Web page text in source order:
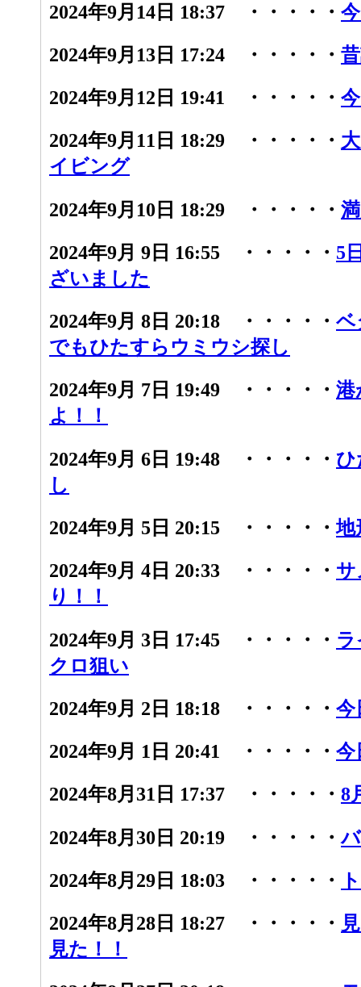
2024年9月14日 18:37 ・・・・・
2024年9月13日 17:24 ・・・・・
2024年9月12日 19:41 ・・・・・
2024年9月11日 18:29 ・・・・・
イビング
2024年9月10日 18:29 ・・・・・
2024年9月 9日 16:55 ・・・・・ 5
ざいました
2024年9月 8日 20:18 ・・・・・ ベ
でもひたすらウミウシ探し
2024年9月 7日 19:49 ・・・・・ 港
よ！！
2024年9月 6日 19:48 ・・・・・ ひ
し
2024年9月 5日 20:15 ・・・・・地
2024年9月 4日 20:33 ・・・・・ サ
り！！
2024年9月 3日 17:45 ・・・・・
クロ狙い
2024年9月 2日 18:18 ・・・・・ 今
2024年9月 1日 20:41 ・・・・・ 今
2024年8月31日 17:37 ・・・・・ 8
2024年8月30日 20:19 ・・・・・
2024年8月29日 18:03 ・・・・・
2024年8月28日 18:27 ・・・・・
見た！！